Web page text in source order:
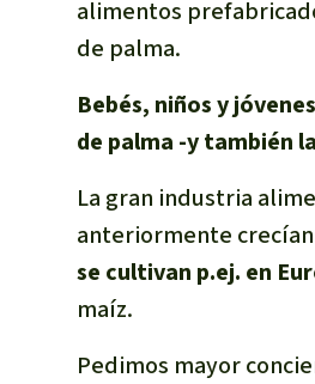
alimentos
de palma.
Bebés, niños y
de palma -y también
La gran industria
anteriormente
se cultivan p.ej. en
maíz.
Pedimos mayor